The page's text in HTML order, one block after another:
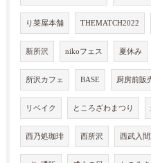
り菜屋本舗 THEMATCH2022
新所沢 nikoフェス 夏休み
所沢カフェ BASE 厨房前販
リベイク ところざわまつり
西乃処珈琲 西所沢 西武入間